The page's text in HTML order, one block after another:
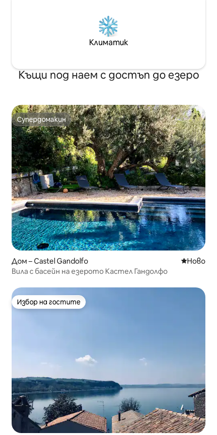
Климатик
Къщи под наем с достъп до езеро
Супердомакин
Супердомакин
Дом – Castel Gandolfo Ново
Ново
Вила с басейн на езерото Кастел Гандолфо
Избор на гостите
Избор на гостите